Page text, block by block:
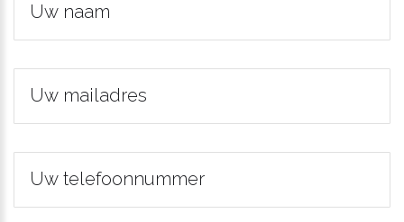
Uw naam
Uw mailadres
Uw telefoonnummer